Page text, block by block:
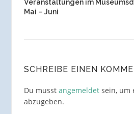
Veranstaltungen im
Mai – Juni
SCHREIBE EINEN
Du musst angemeldetsein, um
abzugeben.